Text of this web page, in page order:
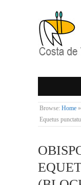
Browse: Home »
Equetus